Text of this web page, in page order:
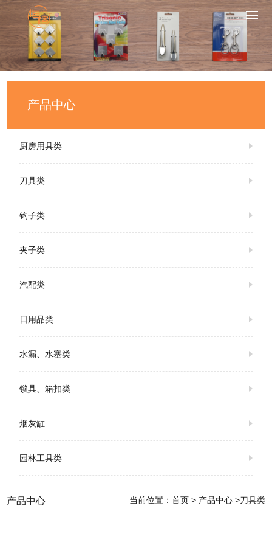
产品中心
厨房用具类
刀具类
钩子类
夹子类
汽配类
日用品类
水漏、水塞类
锁具、箱扣类
烟灰缸
园林工具类
产品中心 当前位置： 首页> 产品中心>刀具类